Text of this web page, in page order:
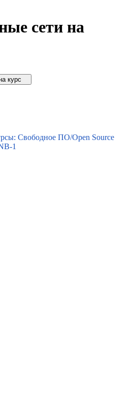
сети на
Свободное ПО/Open Source
1